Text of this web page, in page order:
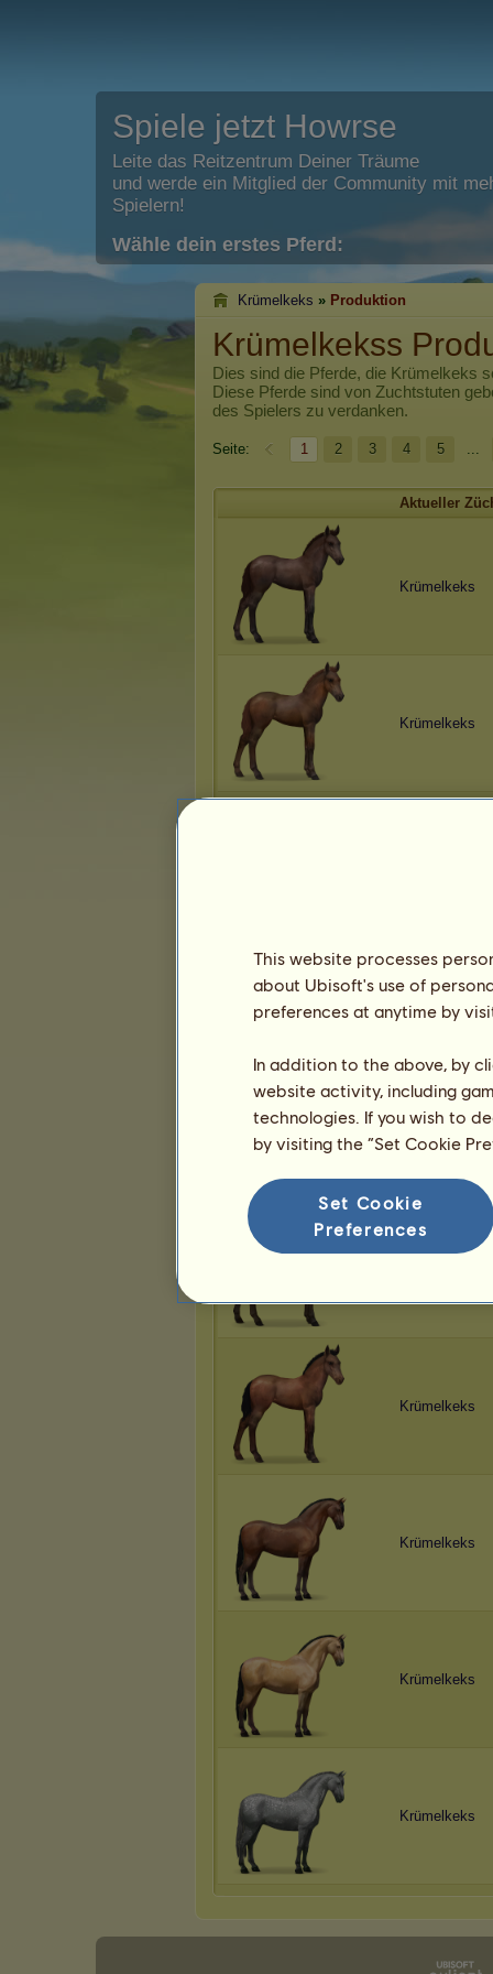
Spiele jetzt Howrse
Leite das Reitzentrum Deiner Träume
und werde ein Mitglied der Community mit
Spielern!
Wähle dein erstes Pferd:
Krümelkeks » Produktion
Krümelkekss
Dies sind die Pferde, die Krümelkeks
Diese Pferde sind von Zuchtstuten
des Spielers zu verdanken.
Seite: 1 2 3 4 5 ...
Aktueller
Krümelkeks
Krümelkeks
Krümelkeks
Krümelkeks
Krümelkeks
Krümelkeks
Krümelkeks
This website processes
about Ubisoft's use of
preferences at anytime by
In addition to the above, by
website activity, including
technologies. If you wish to
by visiting the “Set Cookie
Set Cookie
Preferences